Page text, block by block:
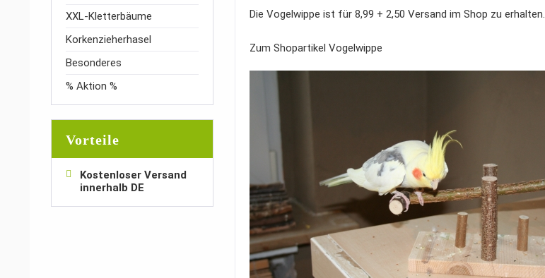
XXL-Kletterbäume
Korkenzieherhasel
Besonderes
% Aktion %
Vorteile
Kostenloser Versand
innerhalb DE
Die Vogelwippe ist für 8,99 + 2,50 Versand im Shop zu erhalten.
Zum Shopartikel Vogelwippe